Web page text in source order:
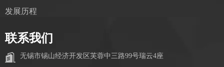
发展历程
联系我们
无锡市锡山经济开发区芙蓉中三路99号瑞云4座